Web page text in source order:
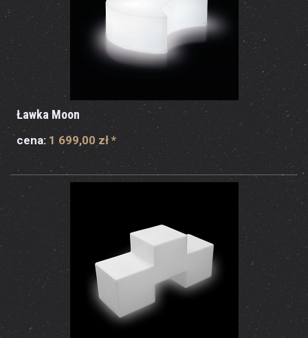
Ławka Moon
cena: 1 699,00 zł *